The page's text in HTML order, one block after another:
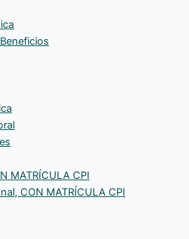
MATRÍCULA CPI
CON MATRÍCULA CPI